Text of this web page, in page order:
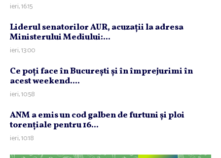
ieri, 16:15
Liderul senatorilor AUR, acuzaţii la adresa
Ministerului Mediului:...
ieri, 13:00
Ce poţi face în Bucureşti şi în împrejurimi în
acest weekend....
ieri, 10:58
ANM a emis un cod galben de furtuni şi ploi
torenţiale pentru 16...
ieri, 10:18